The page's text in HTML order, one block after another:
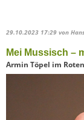
29.10.2023 17:29 von
Mei Mussisch –
Armin Töpel im